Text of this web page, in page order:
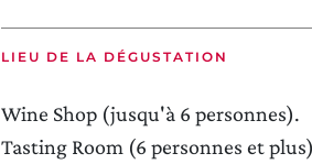
LIEU DE LA DÉGUSTATION
Wine Shop (jusqu'à 6 personnes).
Tasting Room (6 personnes et